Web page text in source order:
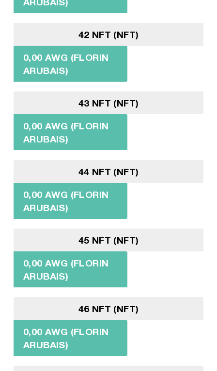
42 NFT (NFT)
0,00 AWG (FLORIN
ARUBAIS)
43 NFT (NFT)
0,00 AWG (FLORIN
ARUBAIS)
44 NFT (NFT)
0,00 AWG (FLORIN
ARUBAIS)
45 NFT (NFT)
0,00 AWG (FLORIN
ARUBAIS)
46 NFT (NFT)
0,00 AWG (FLORIN
ARUBAIS)